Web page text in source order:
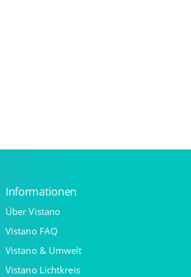
Informationen
Über Vistano
Vistano FAQ
Vistano & Umwelt
Vistano Lichtkreis